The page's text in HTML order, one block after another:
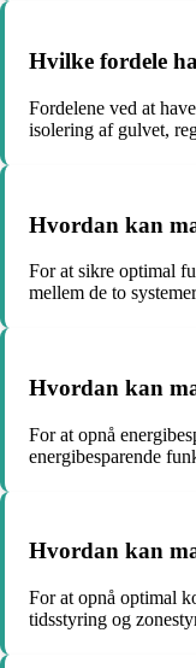
Hvilke fordele
Fordelene ved at
isolering af gulvet,
Hvordan kan
For at sikre optimal
mellem de to
Hvordan kan
For at opnå
energibesparende
Hvordan kan
For at opnå optimal
tidsstyring og